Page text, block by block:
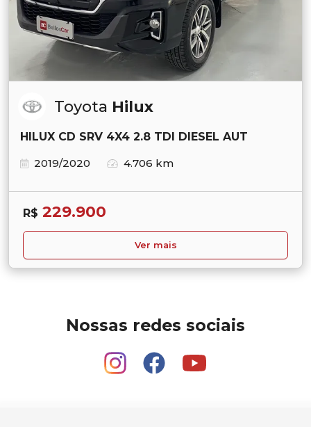
Toyota Hilux
HILUX CD SRV 4X4 2.8 TDI DIESEL AUT
2019/2020
4.706 km
R$ 229.900
Ver mais
Nossas redes sociais